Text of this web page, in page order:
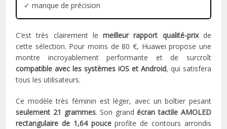
✓ manque de précision
C’est très clairement lemeilleur rapport qualité-prixde
cette sélection. Pour moins de 80 €, Huawei propose une
montre incroyablement performante et de surcroît
compatible avec les systèmes iOS et Android, qui satisfera
tous les utilisateurs.
Ce modèle très féminin est léger, avec un boîtier pesant
seulement 21 grammes. Son grandécran tactile AMOLED
rectangulaire de 1,64 pouceprofite de contours arrondis